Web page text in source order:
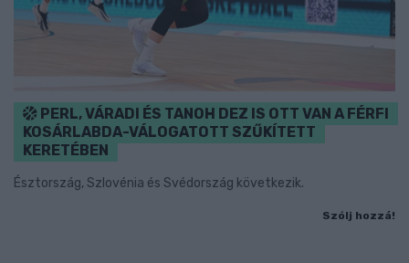
PERL, VÁRADI ÉS TANOH DEZ IS OTT VAN A FÉRFI
KOSÁRLABDA-VÁLOGATOTT SZŰKÍTETT
KERETÉBEN
Észtország, Szlovénia és Svédország következik.
Szólj hozzá!